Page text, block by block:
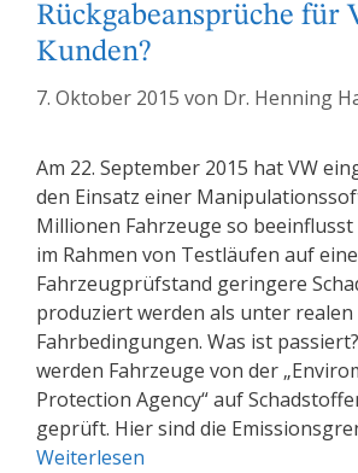
Rückgabeansprüche für
Kunden?
7. Oktober 2015 von Dr. Henning
Am 22. September 2015 hat VW
den Einsatz einer
Millionen Fahrzeuge so beeinflusst
im Rahmen von Testläufen auf
Fahrzeugprüfstand geringere
produziert werden als unter realen
Fahrbedingungen. Was ist
werden Fahrzeuge von der
Protection Agency“ auf
geprüft. Hier sind die
Weiterlesen